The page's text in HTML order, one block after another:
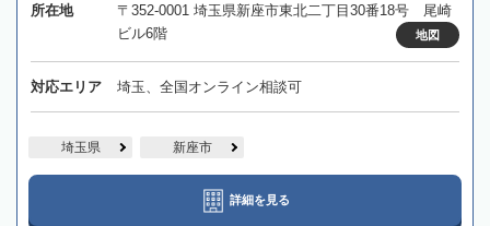
所在地
〒352-0001 埼玉県新座市東北二丁目30番18号 尾崎
ビル6階
地図
対応エリア 埼玉、全国オンライン相談可
埼玉県 新座市
詳細を見る